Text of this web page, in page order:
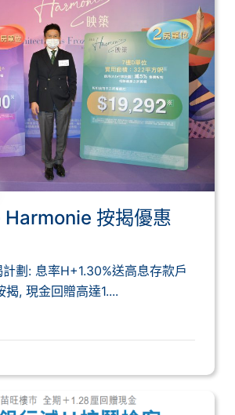
Harmonie 按揭優惠
劃: 息率H+1.30%送高息存款戶
揭, 現金回贈高達1....